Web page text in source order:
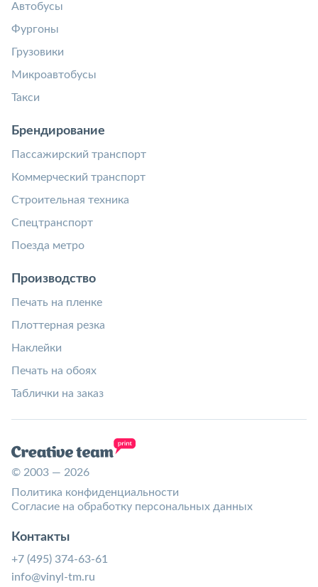
Автобусы
Фургоны
Грузовики
Микроавтобусы
Такси
Брендирование
Пассажирский транспорт
Коммерческий транспорт
Строительная техника
Спецтранспорт
Поезда метро
Производство
Печать на пленке
Плоттерная резка
Наклейки
Печать на обоях
Таблички на заказ
© 2003 — 2026
Политика конфиденциальности
Согласие на обработку персональных данных
Контакты
+7 (495) 374-63-61
info@vinyl-tm.ru